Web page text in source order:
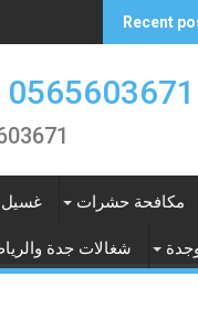
Recent
0565603671 ارقام عاملات بالشهر الرياض وجده والدمام
0565603671 تأجير عاملات
مكافحة حشرات غسيل
شغالات جدة